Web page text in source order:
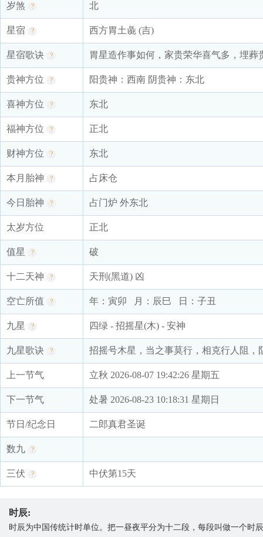
岁煞 ? 北
星宿 ? 西方胃土彘 (吉)
星宿歌诀 ? 胃星造作事如何，家贵荣华喜气多，埋
贵神方位 ? 阳贵神：西南 阴贵神：东北
喜神方位 ? 东北
福神方位 ? 正北
财神方位 ? 东北
本月胎神 ? 占床仓
今日胎神 ? 占门炉 外东北
太岁方位 正北
值星 ? 破
十二天神 ? 天刑(黑道) 凶
空亡所值 ? 年：寅卯 月：辰巳 日：子丑
九星 ? 四绿 - 招摇星(木) - 安神
九星歌诀 ? 招摇号木星，当之事莫行，相克行人阻
上一节气 立秋 2026-08-07 19:42:26 星期五
下一节气 处暑 2026-08-23 10:18:31 星期日
节日/纪念日 二郎真君圣诞
数九 ?
三伏 ? 中伏第15天
时辰:
时辰为中国传统计时单位。把一昼夜平分为十二段，每段叫做一个时